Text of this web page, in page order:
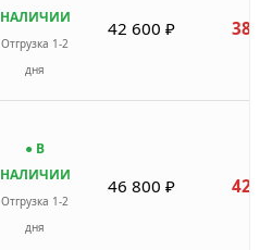
НАЛИЧИИ
Отгрузка 1-2
дня
42 600 ₽ 38
● В
НАЛИЧИИ
Отгрузка 1-2
дня
46 800 ₽ 42